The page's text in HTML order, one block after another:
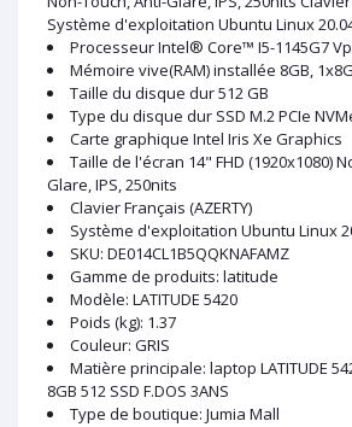
Système d'exploitation Ubuntu Linux
Processeur Intel® Core™ I5-1145G7
Mémoire vive(RAM) installée 8GB,
Taille du disque dur 512 GB
Type du disque dur SSD M.2 PCIe
Carte graphique Intel Iris Xe Graphics
Taille de l'écran 14" FHD (1920x1080)
Glare, IPS, 250nits
Clavier Français (AZERTY)
Système d'exploitation Ubuntu Linux
SKU: DE014CL1B5QQKNAFAMZ
Gamme de produits: latitude
Modèle: LATITUDE 5420
Poids (kg): 1.37
Couleur: GRIS
Matière principale: laptop LATITUDE
8GB 512 SSD F.DOS 3ANS
Type de boutique: Jumia Mall